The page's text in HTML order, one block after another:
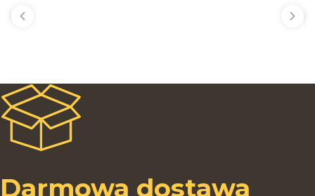
Darmowa dostawa